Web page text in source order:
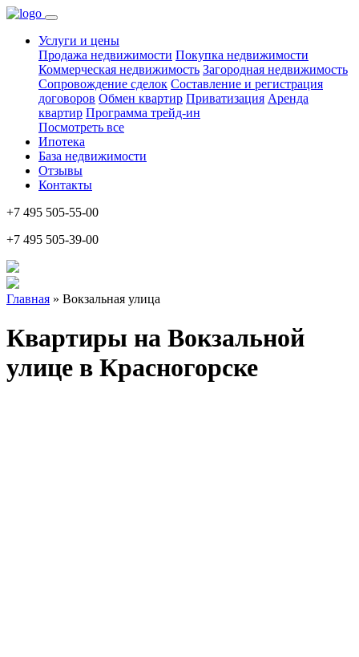
Услуги и цены
Продажа недвижимости Покупка недвижимости
Коммерческая недвижимость Загородная недвижимость
Сопровождение сделок Составление и регистрация
договоров Обмен квартир Приватизация Аренда
квартир Программа трейд-ин
Посмотреть все
Ипотека
База недвижимости
Отзывы
Контакты
+7 495 505-55-00
+7 495 505-39-00
Главная » Вокзальная улица
Квартиры на Вокзальной
улице в Красногорске